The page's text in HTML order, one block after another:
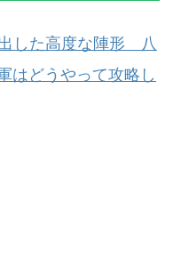
した高度な陣形 八
はどうやって攻略し